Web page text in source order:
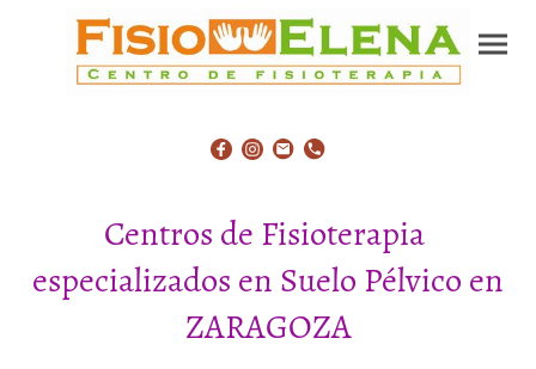
Centros de Fisioterapia
especializados en Suelo Pélvico en
ZARAGOZA